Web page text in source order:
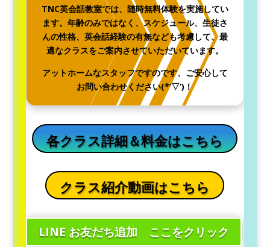
TNC英会話教室では、随時無料体験を実施してい
ます。年齢のみではなく、スケジュール、生徒さ
んの性格、英会話経験の有無なども考慮して、最
適なクラスをご案内させていただいています。
アットホームなスタッフですのです、ご安心して
お問い合わせください(*’▽’)！
各クラス詳細＆料金はこちら
クラス紹介動画はこちら
LINE お友だち追加 ここをクリック